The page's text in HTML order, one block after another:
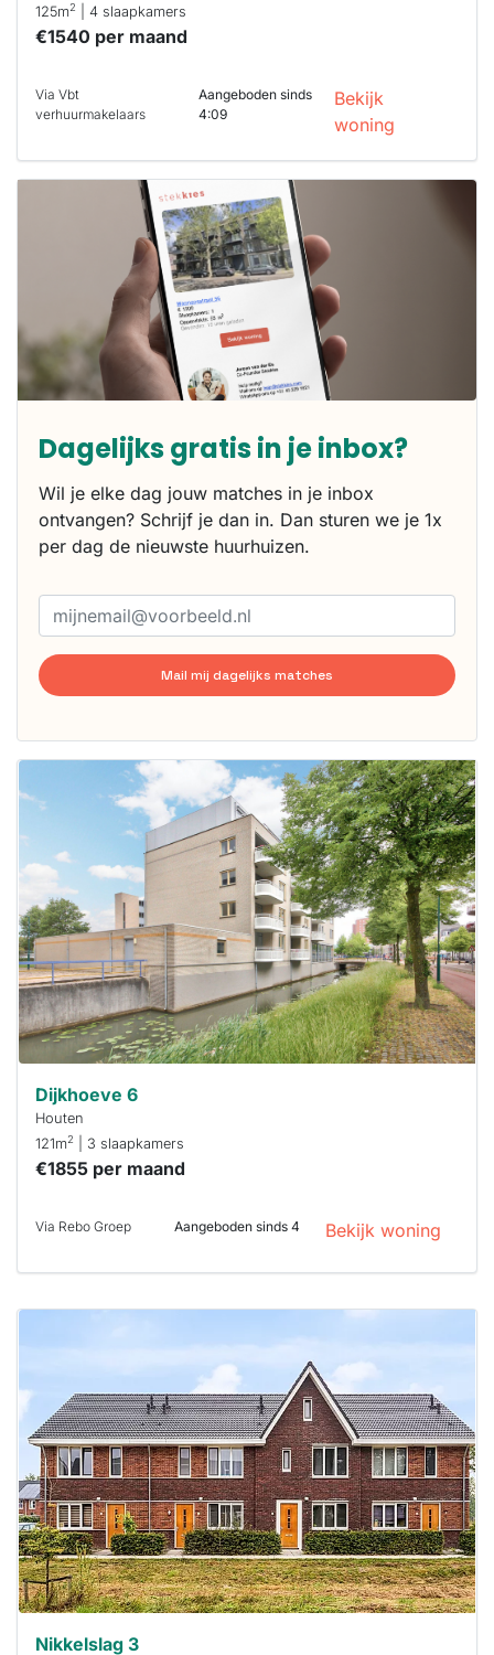
125m2 | 4 slaapkamers
€1540 per maand
Via Vbt
verhuurmakelaars
Aangeboden sinds
4:09
Bekijk
woning
Dagelijks gratis in je inbox?
Wil je elke dag jouw matches in je inbox
ontvangen? Schrijf je dan in. Dan sturen we je 1x
per dag de nieuwste huurhuizen.
Mail mij dagelijks matches
Deze woning
waarschijnlijk
al verhuurd
maken moet je
minuten
reageren.
Stekkies helpt
je hierbij!
Dijkhoeve 6
Houten
121m2 | 3 slaapkamers
€1855 per maand
Via Rebo Groep Aangeboden sinds 4 Bekijk woning
al verhuurd
Om kans te
maken moet je
binnen 15
minuten
reageren.
Stekkies helpt
je hierbij!
Nikkelslag 3